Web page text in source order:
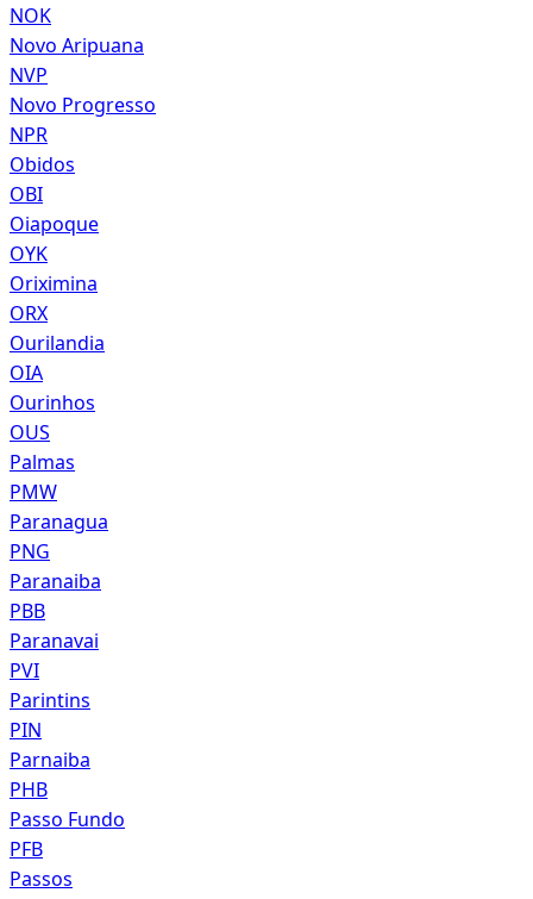
NOK
Novo Aripuana
NVP
Novo Progresso
NPR
Obidos
OBI
Oiapoque
OYK
Oriximina
ORX
Ourilandia
OIA
Ourinhos
OUS
Palmas
PMW
Paranagua
PNG
Paranaiba
PBB
Paranavai
PVI
Parintins
PIN
Parnaiba
PHB
Passo Fundo
PFB
Passos